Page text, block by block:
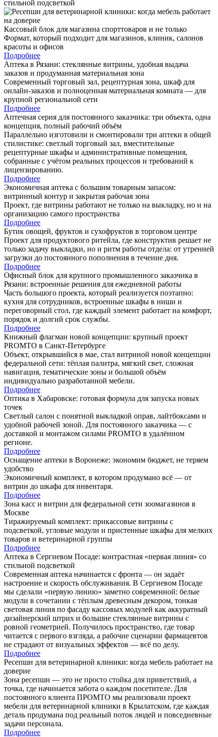
Кассовый блок для магазина спорттоваров и не только
Формат, который подходит для магазинов, клиник, салонов
красоты и офисов
Подробнее
Аптека в Рязани: стеклянные витрины, удобная выдача
заказов и продуманная материальная зона
Современный торговый зал, рецептурная зона, шкаф для
онлайн-заказов и полноценная материальная комната — для
крупной региональной сети
Подробнее
Аптечная серия для постоянного заказчика: три объекта, одна
концепция, полный рабочий объём
Параллельно изготовили и смонтировали три аптеки в общей
стилистике: светлый торговый зал, вместительные
рецептурные шкафы и административные помещения,
собранные с учётом реальных процессов и требований к
лицензированию.
Подробнее
Экономичная аптека с большим товарным запасом:
витринный контур и закрытая рабочая зона
Проект, где витрины работают не только на выкладку, но и на
организацию самого пространства
Подробнее
Бутик овощей, фруктов и сухофруктов в торговом центре
Проект для продуктового ритейла, где конструктив решает не
только задачу выкладки, но и ритм работы отдела: от утренней
загрузки до постоянного пополнения в течение дня.
Подробнее
Офисный блок для крупного промышленного заказчика в
Рязани: встроенные решения для ежедневной работы
Часть большого проекта, который реализуется поэтапно:
кухня для сотрудников, встроенные шкафы в ниши и
переговорный стол, где каждый элемент работает на комфорт,
порядок и долгий срок службы.
Подробнее
Книжный флагман новой концепции: крупный проект
PROMTO в Санкт-Петербурге
Объект, открывшийся в мае, стал витриной новой концепции
федеральной сети: тёплая палитра, мягкий свет, сложная
навигация, тематические зоны и большой объём
индивидуально разработанной мебели.
Подробнее
Оптика в Хабаровске: готовая формула для запуска новых
точек
Светлый салон с понятной выкладкой оправ, лайтбоксами и
удобной рабочей зоной. Для постоянного заказчика — с
доставкой и монтажом силами PROMTO в удалённом
регионе.
Подробнее
Оснащение аптеки в Воронеже: экономим бюджет, не теряем
удобство
Экономичный комплект, в котором продумано всё — от
витрин до шкафа для инвентаря.
Подробнее
Зона касс и витрин для федеральной сети зоомагазинов в
Москве
Тиражируемый комплект: прикассовые витрины с
подсветкой, угловые модули и пристенные шкафы для мелких
товаров и ветеринарной группы
Подробнее
Аптека в Сергиевом Посаде: контрастная «первая линия» со
стильной подсветкой
Современная аптека начинается с фронта — он задаёт
настроение и скорость обслуживания. В Сергиевом Посаде
мы сделали «первую линию» заметно современной: белые
модули в сочетании с тёплым древесным декором, тонкая
световая линия по фасаду кассовых модулей как аккуратный
дизайнерский штрих и большие стеклянные витрины с
ровной геометрией. Получилось пространство, где товар
читается с первого взгляда, а рабочие сценарии фармацевтов
не страдают от визуальных эффектов — всё по делу.
Подробнее
Ресепшн для ветеринарной клиники: когда мебель работает на
доверие
Зона ресепшн — это не просто стойка для приветствий, а
точка, где начинается забота о каждом посетителе. Для
постоянного клиента ПРОМТО мы реализовали проект
мебели для ветеринарной клиники в Крылатском, где каждая
деталь продумана под реальный поток людей и повседневные
задачи персонала.
Подробнее